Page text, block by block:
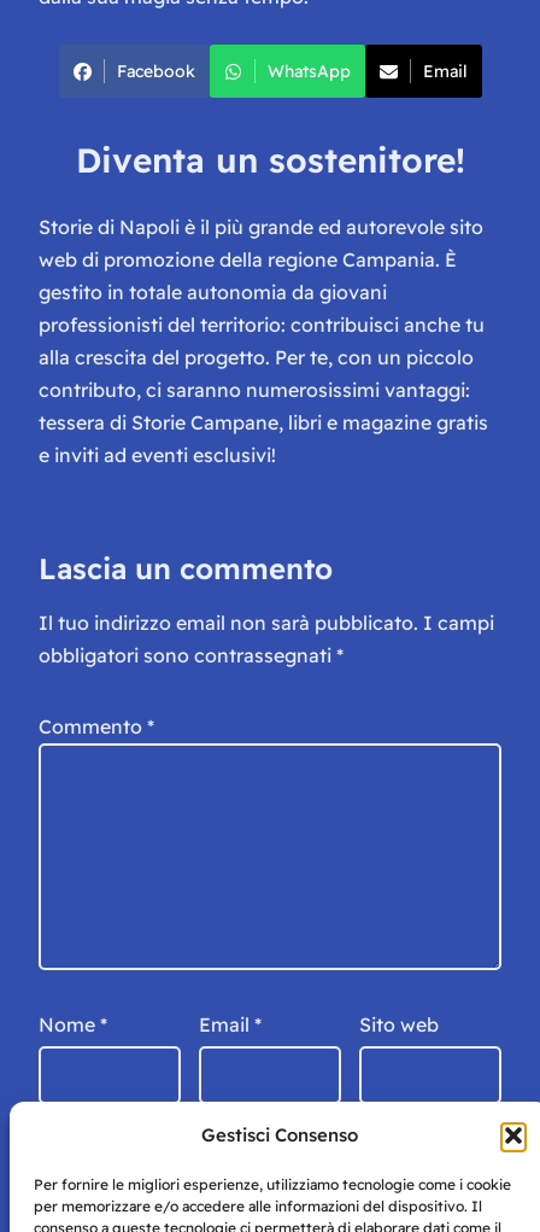
Gestisci Consenso
Per fornire le migliori esperienze, utilizziamo tecnologie come i cookie
per memorizzare e/o accedere alle informazioni del dispositivo. Il
consenso a queste tecnologie ci permetterà di elaborare dati come il
Facebook WhatsApp Email
Diventa un sostenitore!
Storie di Napoli è il più grande ed autorevole sito
web di promozione della regione Campania. È
gestito in totale autonomia da giovani
professionisti del territorio: contribuisci anche tu
alla crescita del progetto. Per te, con un piccolo
contributo, ci saranno numerosissimi vantaggi:
tessera di Storie Campane, libri e magazine gratis
e inviti ad eventi esclusivi!
Lascia un commento
Il tuo indirizzo email non sarà pubblicato. I campi
obbligatori sono contrassegnati *
Commento *
Nome * Email * Sito web